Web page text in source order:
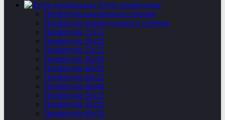
Труба профильная
Профтруба квадратного сечения
Профтруба прямоугольного сечения
Профтруба 15х15
Профтруба 20х20
Профтруба 25х25
Профтруба 30х30
Профтруба 40х20
Профтруба 40х25
Профтруба 40х40
Профтруба 50х25
Профтруба 50х50
Профтруба 60х30